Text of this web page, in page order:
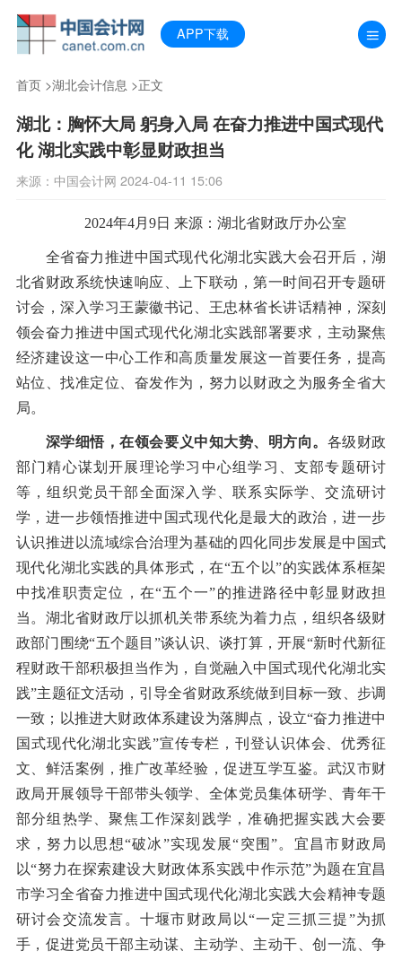
APP下载
首页>湖北会计信息 >正文
湖北：胸怀大局 躬身入局 在奋力推进中国式现代
化 湖北实践中彰显财政担当
来源：中国会计网 2024-04-11 15:06
2024年4月9日 来源：湖北省财政厅办公室
全省奋力推进中国式现代化湖北实践大会召开后，湖
北省财政系统快速响应、上下联动，第一时间召开专题研
讨会，深入学习王蒙徽书记、王忠林省长讲话精神，深刻
领会奋力推进中国式现代化湖北实践部署要求，主动聚焦
经济建设这一中心工作和高质量发展这一首要任务，提高
站位、找准定位、奋发作为，努力以财政之为服务全省大
局。
深学细悟，在领会要义中知大势、明方向。 各级财政
部门精心谋划开展理论学习中心组学习、支部专题研讨
等，组织党员干部全面深入学、联系实际学、交流研讨
学，进一步领悟推进中国式现代化是最大的政治，进一步
认识推进以流域综合治理为基础的四化同步发展是中国式
现代化湖北实践的具体形式，在“五个以”的实践体系框架
中找准职责定位，在“五个一”的推进路径中彰显财政担
当。湖北省财政厅以抓机关带系统为着力点，组织各级财
政部门围绕“五个题目”谈认识、谈打算，开展“新时代新征
程财政干部积极担当作为，自觉融入中国式现代化湖北实
践”主题征文活动，引导全省财政系统做到目标一致、步调
一致；以推进大财政体系建设为落脚点，设立“奋力推进中
国式现代化湖北实践”宣传专栏，刊登认识体会、优秀征
文、鲜活案例，推广改革经验，促进互学互鉴。武汉市财
政局开展领导干部带头领学、全体党员集体研学、青年干
部分组热学、聚焦工作深刻践学，准确把握实践大会要
求，努力以思想“破冰”实现发展“突围”。宜昌市财政局
以“努力在探索建设大财政体系实践中作示范”为题在宜昌
市学习全省奋力推进中国式现代化湖北实践大会精神专题
研讨会交流发言。十堰市财政局以“一定三抓三提”为抓
手，促进党员干部主动谋、主动学、主动干、创一流、争